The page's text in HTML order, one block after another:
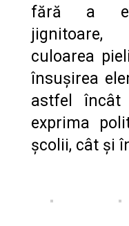
fără a
culoarea
însușirea
astfel încât
exprima
școlii, cât și